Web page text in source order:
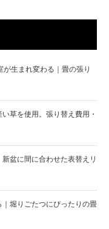
が生まれ変わる｜畳の張り
草を使用。張り替え費用・
盆に間に合わせた表替えリ
堀りごたつにぴったりの畳